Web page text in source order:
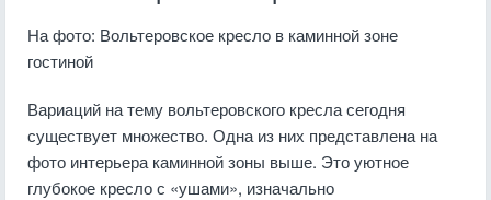
На фото: Вольтеровское кресло в каминной зоне
гостиной
Вариаций на тему вольтеровского кресла сегодня
существует множество. Одна из них представлена на
фото интерьера каминной зоны выше. Это уютное
глубокое кресло с «ушами», изначально